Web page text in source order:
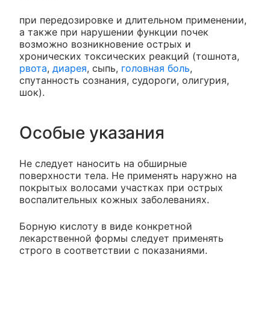
при передозировке и длительном применении,
а также при нарушении функции почек
возможно возникновение острых и
хронических токсических реакций (тошнота,
рвота, диарея, сыпь, головная боль,
спутанность сознания, судороги, олигурия,
шок).
Особые указания
Не следует наносить на обширные
поверхности тела. Не применять наружно на
покрытых волосами участках при острых
воспалительных кожных заболеваниях.
Борную кислоту в виде конкретной
лекарственной формы следует применять
строго в соответствии с показаниями.